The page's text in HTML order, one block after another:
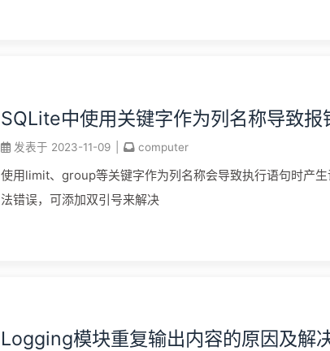
SQLite中使用关键字作为列名称导致报
发表于 2023-11-09 computer
使用limit、group等关键字作为列名称会导致执行语句时产生
法错误，可添加双引号来解决
Logging模块重复输出内容的原因及解